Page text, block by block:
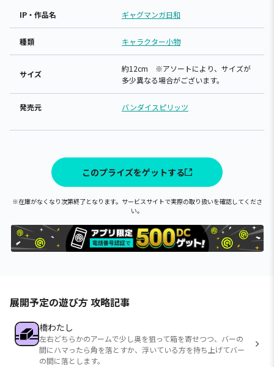
IP・作品名 ギャグマンガ日和
種類 キャラクター小物
サイズ
約12cm ※アソートにより、サイズが
多少異なる場合がございます。
発売元 バンダイスピリッツ
このプライズをゲットする
※在庫がなくなり次第終了となります。サービスサイトで実際の取り扱いを確認してくださ
い。
展開予定の遊び方 攻略記事
橋わたし
左右どちらかのアームで少し奥を狙って箱を寄せつつ、バーの
間にハマったら角を落とすか、浮いている方を持ち上げてバー
の間に落とします。